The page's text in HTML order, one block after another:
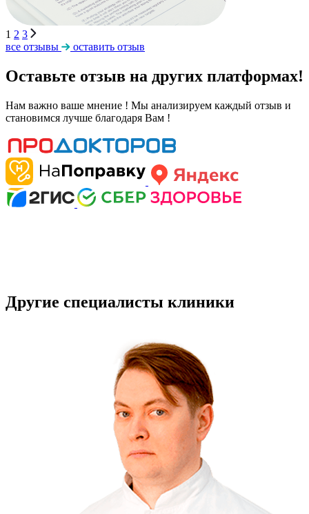
1 2 3
все отзывы
оставить отзыв
Оставьте отзыв на других платформах!
Нам важно ваше мнение ! Мы анализируем каждый отзыв и
становимся лучше благодаря Вам !
Другие специалисты клиники